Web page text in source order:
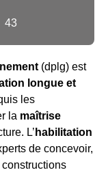
43
(dplg) est
longue et
les
la maîtrise
L’ habilitation
de concevoir,